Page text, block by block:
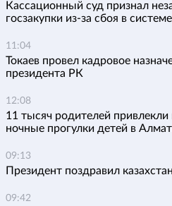
Кассационный суд признал
госзакупки из-за сбоя в системе
11:04
Токаев провел кадровое
президента РК
12:08
11 тысяч родителей привлекли
ночные прогулки детей в
09:13
Президент поздравил
09:42